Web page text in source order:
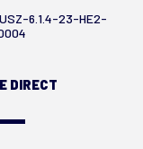
6.1.4-23-HE2-
DIRECT